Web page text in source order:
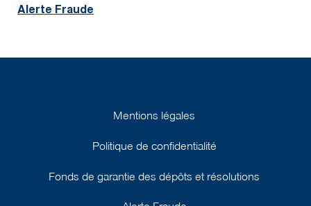
Mentions légales
Politique de confidentialité
Fonds de garantie des dépôts et résolutions
Alerte Fraude